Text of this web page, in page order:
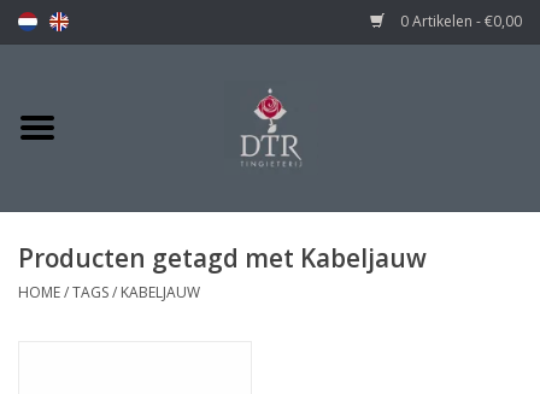
0 Artikelen - €0,00
Producten getagd met Kabeljauw
HOME/TAGS/ KABELJAUW